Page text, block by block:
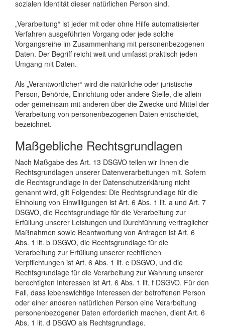
sozialen Identität dieser natürlichen Person sind.
„Verarbeitung“ ist jeder mit oder ohne Hilfe automatisierter
Verfahren ausgeführten Vorgang oder jede solche
Vorgangsreihe im Zusammenhang mit personenbezogenen
Daten. Der Begriff reicht weit und umfasst praktisch jeden
Umgang mit Daten.
Als „Verantwortlicher“ wird die natürliche oder juristische
Person, Behörde, Einrichtung oder andere Stelle, die allein
oder gemeinsam mit anderen über die Zwecke und Mittel der
Verarbeitung von personenbezogenen Daten entscheidet,
bezeichnet.
Maßgebliche Rechtsgrundlagen
Nach Maßgabe des Art. 13 DSGVO teilen wir Ihnen die
Rechtsgrundlagen unserer Datenverarbeitungen mit. Sofern
die Rechtsgrundlage in der Datenschutzerklärung nicht
genannt wird, gilt Folgendes: Die Rechtsgrundlage für die
Einholung von Einwilligungen ist Art. 6 Abs. 1 lit. a und Art. 7
DSGVO, die Rechtsgrundlage für die Verarbeitung zur
Erfüllung unserer Leistungen und Durchführung vertraglicher
Maßnahmen sowie Beantwortung von Anfragen ist Art. 6
Abs. 1 lit. b DSGVO, die Rechtsgrundlage für die
Verarbeitung zur Erfüllung unserer rechtlichen
Verpflichtungen ist Art. 6 Abs. 1 lit. c DSGVO, und die
Rechtsgrundlage für die Verarbeitung zur Wahrung unserer
berechtigten Interessen ist Art. 6 Abs. 1 lit. f DSGVO. Für den
Fall, dass lebenswichtige Interessen der betroffenen Person
oder einer anderen natürlichen Person eine Verarbeitung
personenbezogener Daten erforderlich machen, dient Art. 6
Abs. 1 lit. d DSGVO als Rechtsgrundlage.